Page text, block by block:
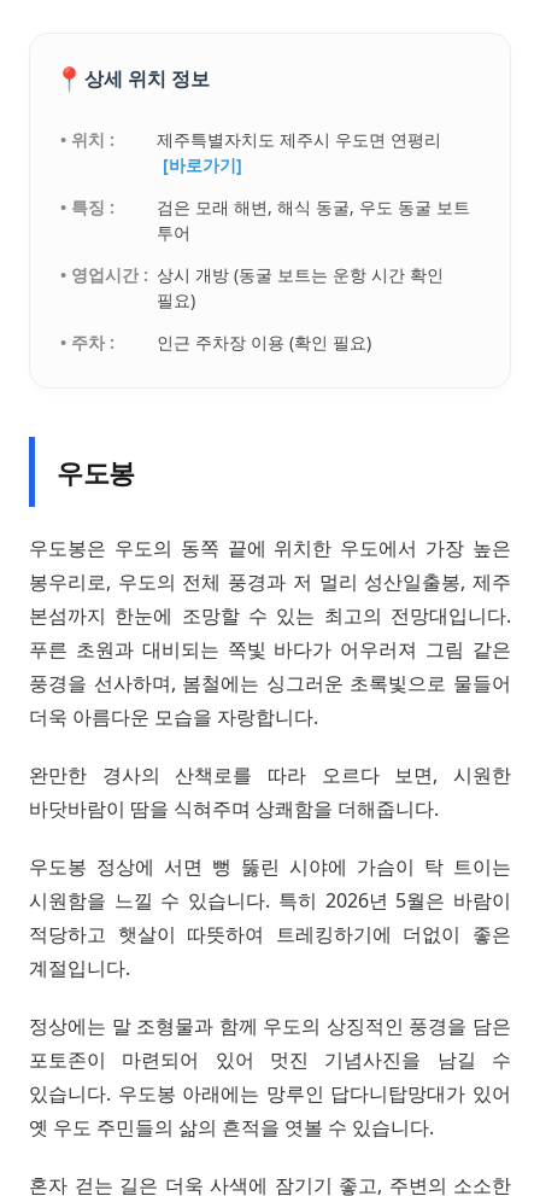
📍 상세 위치 정보
• 위치 :
제주특별자치도 제주시 우도면 연평리
[바로가기]
• 특징 :
검은 모래 해변, 해식 동굴, 우도 동굴 보트
투어
• 영업시간 : 상시 개방 (동굴 보트는 운항 시간 확인
필요)
• 주차 :
인근 주차장 이용 (확인 필요)
우도봉
우도봉은 우도의 동쪽 끝에 위치한 우도에서 가장 높은
봉우리로, 우도의 전체 풍경과 저 멀리 성산일출봉, 제주
본섬까지 한눈에 조망할 수 있는 최고의 전망대입니다.
푸른 초원과 대비되는 쪽빛 바다가 어우러져 그림 같은
풍경을 선사하며, 봄철에는 싱그러운 초록빛으로 물들어
더욱 아름다운 모습을 자랑합니다.
완만한 경사의 산책로를 따라 오르다 보면, 시원한
바닷바람이 땀을 식혀주며 상쾌함을 더해줍니다.
우도봉 정상에 서면 뻥 뚫린 시야에 가슴이 탁 트이는
시원함을 느낄 수 있습니다. 특히 2026년 5월은 바람이
적당하고 햇살이 따뜻하여 트레킹하기에 더없이 좋은
계절입니다.
정상에는 말 조형물과 함께 우도의 상징적인 풍경을 담은
포토존이 마련되어 있어 멋진 기념사진을 남길 수
있습니다. 우도봉 아래에는 망루인 답다니탑망대가 있어
옛 우도 주민들의 삶의 흔적을 엿볼 수 있습니다.
혼자 걷는 길은 더욱 사색에 잠기기 좋고, 주변의 소소한